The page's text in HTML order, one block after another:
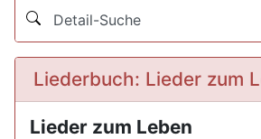
Detail-Suche
Liederbuch: Lieder zum
Lieder zum Leben